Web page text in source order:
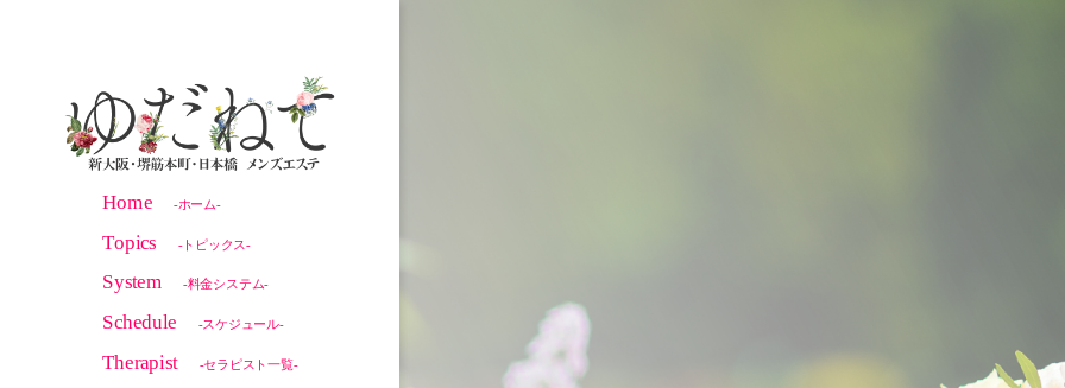
Home -ホーム-
Topics -トピックス-
System -料金システム-
Schedule -スケジュール-
Therapist -セラピスト一覧-